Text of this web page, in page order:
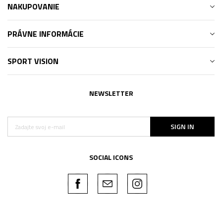
NAKUPOVANIE
PRÁVNE INFORMÁCIE
SPORT VISION
NEWSLETTER
SIGN IN
SOCIAL ICONS